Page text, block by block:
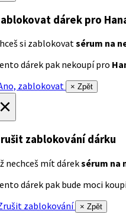
dárek pro
si zablokovatsérum na
dárek pak nekoupí pro
zablokovat
× Zpět
zablokování dárku
nechceš mít dáreksérum na
dárek pak bude moci
zablokování
× Zpět